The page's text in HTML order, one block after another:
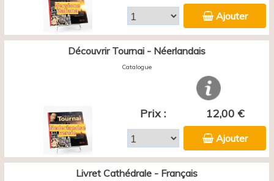
Ajouter
Découvrir Tournai - Néerlandais
Catalogue
Prix : 12,00 €
Ajouter
Livret Cathédrale - Français